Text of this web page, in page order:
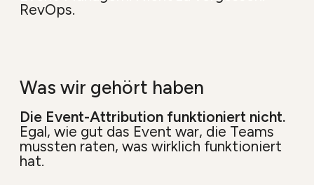
RevOps.
Was wir gehört haben
Die Event-Attribution funktioniert nicht.
Egal, wie gut das Event war, die Teams
mussten raten, was wirklich funktioniert
hat.